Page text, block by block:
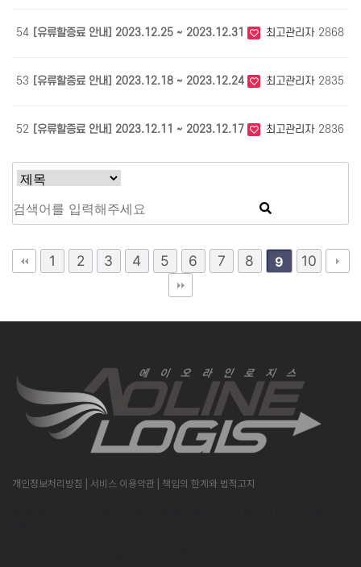
54 [유류할증료 안내] 2023.12.25 ~ 2023.12.31 최고관리자 2868
53 [유류할증료 안내] 2023.12.18 ~ 2023.12.24 최고관리자 2835
52 [유류할증료 안내] 2023.12.11 ~ 2023.12.17 최고관리자 2836
1 2 3 4 5 6 7 8 9 10
개인정보처리방침 | 서비스 이용약관 | 책임의 한계와 법적고지